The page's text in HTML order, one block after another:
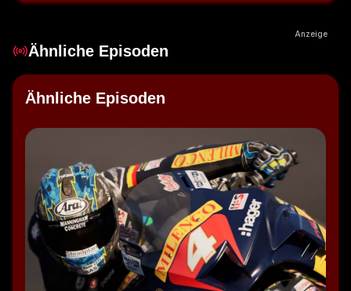
Anzeige
Ähnliche Episoden
Ähnliche Episoden